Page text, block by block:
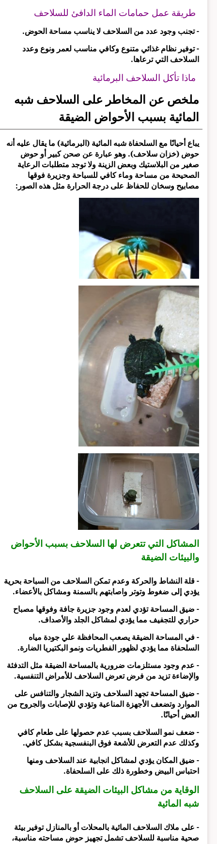
طريقة عمل حمامات الماء الدافئ للسلاحف
- تجنب وجود عدد من السلاحف لا يناسب مساحة الحوض.
- توفير نظام غذائي متنوع وكافي مناسب لعمر ونوع وعدد
السلاحف التي ترعاها.
ماذا تأكل السلاحف البرمائية
ملخص عن المخاطر على السلاحف شبه
المائية بسبب الأحواض الضيقة
يباع أحيانًا مع السلحفاة شبه المائية (البرمائية) ما يقال عليه أنه
حوض (خزان سلاحف). وهو عبارة عن صحن كبير أو حوض
صغير من البلاستيك وبعض الزينة ولا توجد متطلبات الرعاية
الصحيحة من مساحة وماء كافي للسباحة وجزيرة فوقها
مصابيح وسخان للحفاظ على درجة الحرارة مثل هذه الصور:
المشاكل التي تتعرض لها السلاحف بسبب الأحواض
والبيئات الضيقة
- قلة النشاط والحركة وعدم تمكن السلاحف من السباحة بحرية
يؤدي إلى ضغوط وتوتر واصابتهم بالسمنة ومشاكل بالأعضاء.
- ضيق المساحة تؤدي لعدم وجود جزيرة جافة وفوقها مصباح
حراري للتجفيف مما يؤدي لمشاكل الجلد والأصداف.
- في المساحة الضيقة يصعب المحافظة علي جودة مياه
السلحفاة مما يؤدي لظهور الفطريات ونمو البكتيريا الضارة.
- عدم وجود مستلزمات ضرورية بالمساحة الضيقة مثل التدفئة
والإضاءة تزيد من فرض تعرض السلاحف للأمراض التنفسية.
- ضيق المساحة تجهد السلاحف وتزيد الشجار والتنافس على
الموارد وتضعف الأجهزة المناعية وتؤدي للإصابات والجروح من
العض أحيانًا.
- ضعف نمو السلاحف بسبب عدم حصولها على طعام كافي
وكذلك عدم التعرض للأشعة فوق البنفسجية بشكل كافي.
- ضيق المكان يؤدي لمشاكل انجابية عند السلاحف ومنها
احتباس البيض وخطورة ذلك على السلحفاة.
الوقاية من مشاكل البيئات الضيقة على السلاحف
شبه المائية
- على ملاك السلاحف المائية بالمحلات أو بالمنازل توفير بيئة
صحية مناسبة للسلاحف تشمل تجهيز حوض مساحته مناسبة،